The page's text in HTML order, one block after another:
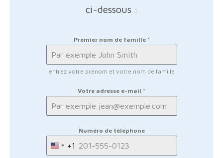
ci-dessous :
Premier nom de famille *
entrez votre prénom et votre nom de famille
Votre adresse e-mail *
Numéro de téléphone
United
+1